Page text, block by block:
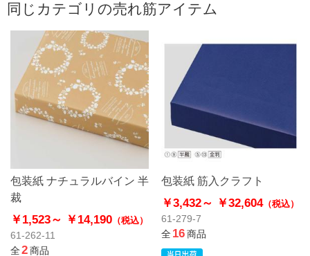
同じカテゴリの売れ筋アイテム
包装紙 ナチュラルバイン 半
裁
￥1,523～ ￥14,190 （税込）
61-262-11
全2商品
包装紙 筋入クラフト
￥3,432～ ￥32,604（税込）
61-279-7
全16商品